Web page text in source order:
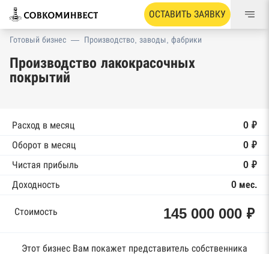
ОСТАВИТЬ ЗАЯВКУ
Готовый бизнес — Производство, заводы, фабрики
Производство лакокрасочных
покрытий
Расход в месяц
0 ₽
Оборот в месяц
0 ₽
Чистая прибыль
0 ₽
Доходность
0 мес.
Стоимость 145 000 000 ₽
Этот бизнес Вам покажет представитель собственника